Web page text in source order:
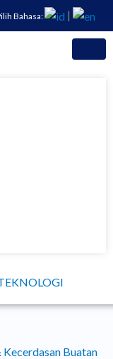
Bahasa: |
Buatan